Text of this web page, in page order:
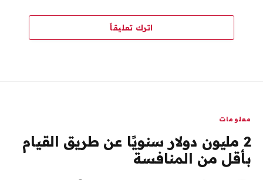
اترك تعليقاً
معلومات
2 مليون دولار سنويًا عن طريق القيام
بأقل من المنافسة